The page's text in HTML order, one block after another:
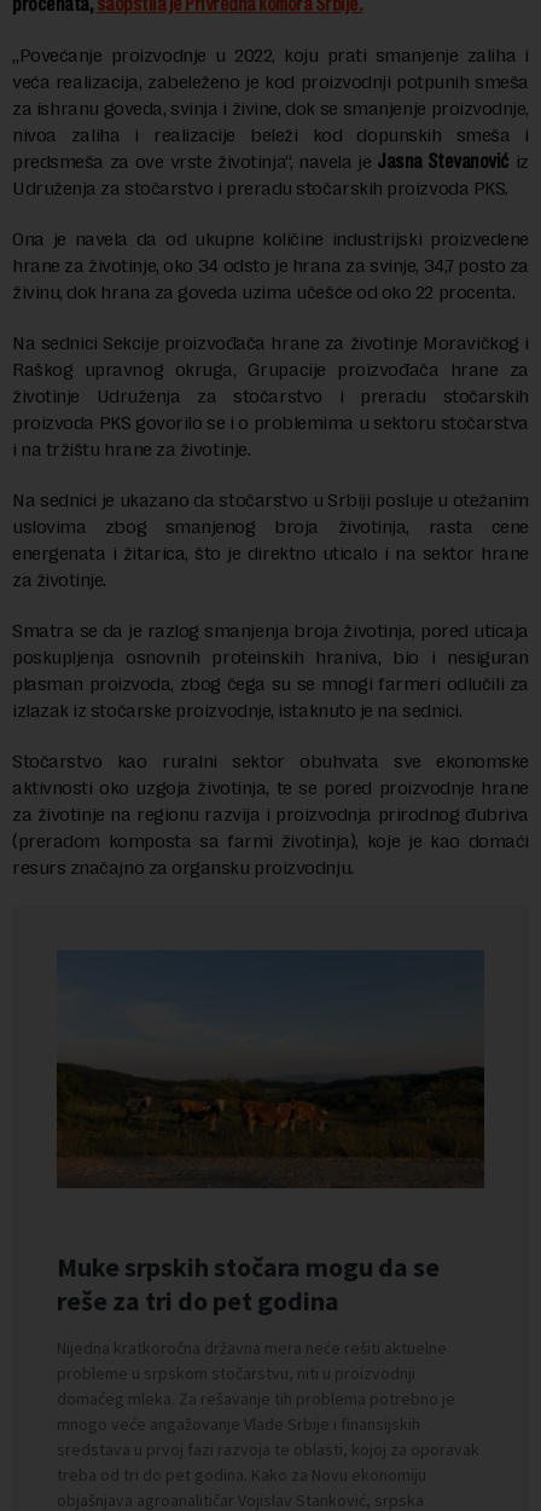
procenata, saopštila je Privredna komora Srbije.
„Povećanje proizvodnje u 2022, koju prati smanjenje zaliha i
veća realizacija, zabeleženo je kod proizvodnji potpunih smeša
za ishranu goveda, svinja i živine, dok se smanjenje proizvodnje,
nivoa zaliha i realizacije beleži kod dopunskih smeša i
predsmeša za ove vrste životinja“, navela je Jasna Stevanović iz
Udruženja za stočarstvo i preradu stočarskih proizvoda PKS.
Ona je navela da od ukupne količine industrijski proizvedene
hrane za životinje, oko 34 odsto je hrana za svinje, 34,7 posto za
živinu, dok hrana za goveda uzima učešće od oko 22 procenta.
Na sednici Sekcije proizvođača hrane za životinje Moravičkog i
Raškog upravnog okruga, Grupacije proizvođača hrane za
životinje Udruženja za stočarstvo i preradu stočarskih
proizvoda PKS govorilo se i o problemima u sektoru stočarstva
i na tržištu hrane za životinje.
Na sednici je ukazano da stočarstvo u Srbiji posluje u otežanim
uslovima zbog smanjenog broja životinja, rasta cene
energenata i žitarica, što je direktno uticalo i na sektor hrane
za životinje.
Smatra se da je razlog smanjenja broja životinja, pored uticaja
poskupljenja osnovnih proteinskih hraniva, bio i nesiguran
plasman proizvoda, zbog čega su se mnogi farmeri odlučili za
izlazak iz stočarske proizvodnje, istaknuto je na sednici.
Stočarstvo kao ruralni sektor obuhvata sve ekonomske
aktivnosti oko uzgoja životinja, te se pored proizvodnje hrane
za životinje na regionu razvija i proizvodnja prirodnog đubriva
(preradom komposta sa farmi životinja), koje je kao domaći
resurs značajno za organsku proizvodnju.